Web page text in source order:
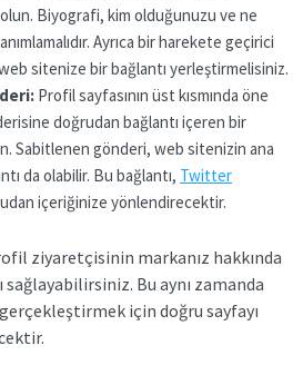
Biyografi, kim olduğunuzu ve ne
Ayrıca bir harekete geçirici
sitenize bir bağlantı yerleştirmelisiniz.
Profil sayfasının üst kısmında öne
doğrudan bağlantı içeren bir
Sabitlenen gönderi, web sitenizin ana
da olabilir. Bu bağlantı, Twitter
içeriğinize yönlendirecektir.
ziyaretçisinin markanız hakkında
Bu aynı zamanda
için doğru sayfayı